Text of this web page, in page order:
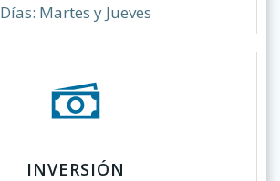
Días: Martes y Jueves
INVERSIÓN